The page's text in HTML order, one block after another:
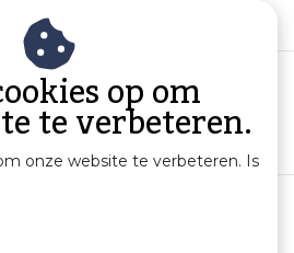
op om
te verbeteren.
onze website te verbeteren. Is